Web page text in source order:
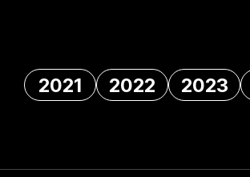
2021 2022 2023